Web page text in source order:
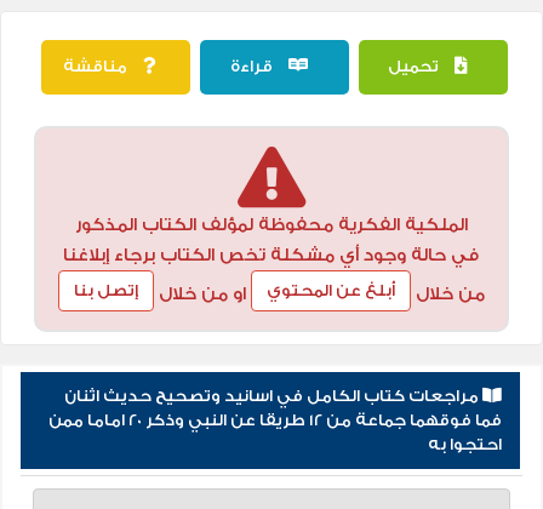
تحميل قراءة مناقشة
الملكية الفكرية محفوظة لمؤلف الكتاب المذكور
في حالة وجود أي مشكلة تخص الكتاب برجاء إبلاغنا
من خلال
أبلغ عن المحتوي او من خلال إتصل بنا
مراجعات كتاب الكامل في اسانيد وتصحيح حديث اثنان
فما فوقهما جماعة من 12 طريقا عن النبي وذكر 20 اماما ممن
احتجوا به